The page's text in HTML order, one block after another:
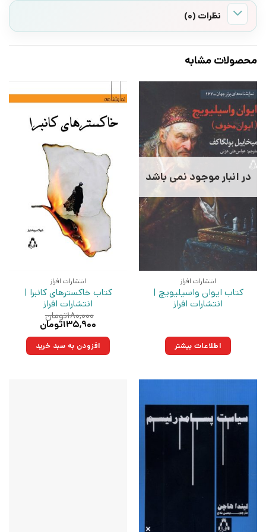
نظرات (0)
محصولات مشابه
در انبار موجود نمی باشد
انتشارات افراز
کتاب ایوان واسیلیویچ |
انتشارات افراز
اطلاعات بیشتر
انتشارات افراز
کتاب خاکسترهای کانبرا |
انتشارات افراز
۱۸۰,۰۰۰تومان
قیمت
۱۸۰,۰۰۰تومان
بود.
۱۳۵,۹۰۰تومان
۱۳۵,۹۰۰تومان.افزودن به سبد خرید